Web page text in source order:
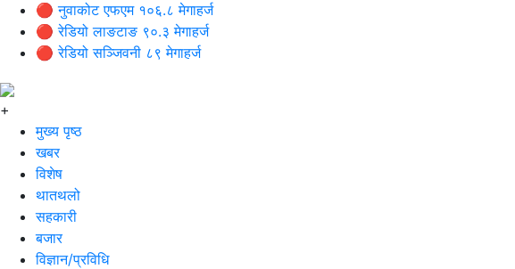
🔴 नुवाकोट एफएम १०६.८ मेगाहर्ज
🔴 रेडियो लाङटाङ ९०.३ मेगाहर्ज
🔴 रेडियो सञ्जिवनी ८९ मेगाहर्ज
+
मुख्य पृष्ठ
खबर
विशेष
थातथलो
सहकारी
बजार
विज्ञान/प्रविधि